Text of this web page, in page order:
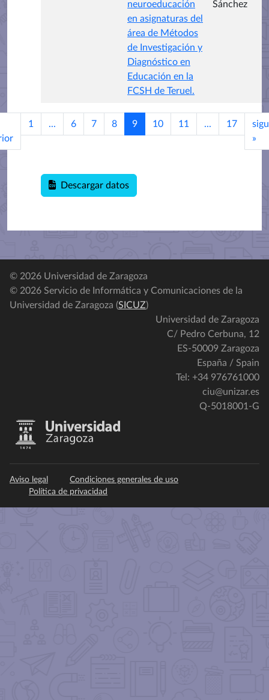
neuroeducación
en asignaturas del
área de Métodos
de Investigación y
Diagnóstico en
Educación en la
FCSH de Teruel.
Sánchez
1 ... 6 7 8 9 10 11 ... 17
»
Descargar datos
© 2026 Universidad de Zaragoza
© 2026 Servicio de Informática y Comunicaciones de la
Universidad de Zaragoza (SICUZ)
Universidad de Zaragoza
C/ Pedro Cerbuna, 12
ES-50009 Zaragoza
España / Spain
Tel: +34 976761000
ciu@unizar.es
Q-5018001-G
Aviso legal
Condiciones generales de uso
Política de privacidad